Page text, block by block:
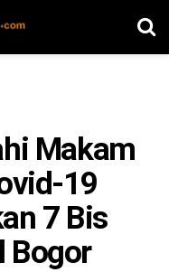
Makam
19
7 Bis
Bogor